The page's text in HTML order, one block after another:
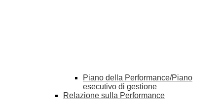
Piano della Performance/Piano
esecutivo di gestione
Relazione sulla Performance